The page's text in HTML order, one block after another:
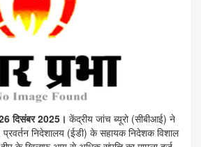
दिसंबर 2025। केंद्रीय जांच ब्यूरो (सीबीआई) ने
निदेशालय (ईडी) के सहायक निदेशक विशाल